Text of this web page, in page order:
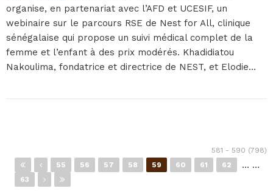
organise, en partenariat avec l’AFD et UCESIF, un
webinaire sur le parcours RSE de Nest for All, clinique
sénégalaise qui propose un suivi médical complet de la
femme et l’enfant à des prix modérés. Khadidiatou
Nakoulima, fondatrice et directrice de NEST, et Elodie...
581 - 590 (798)
…
55 56 57 58 59 60 61
62
63
…